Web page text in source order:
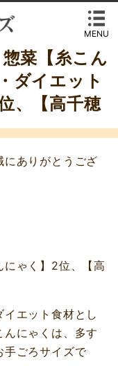
MENU
菜【糸こん
ダイエット
、【高千穂
ありがとうござ
ゃく】2位、【高
エット食材とし
にゃくは、多す
手ごろサイズで